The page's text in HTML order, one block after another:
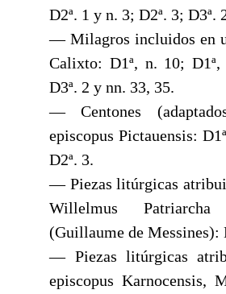
D2ª. 1 y n. 3; D2ª. 3; D3ª.
— Milagros incluidos en
Calixto: D1ª, n. 10;
D3ª. 2 y nn. 33, 35.
— Centones
episcopus Pictauensis:
D2ª. 3.
— Piezas litúrgicas
Willelmus Patriarcha
(Guillaume de Messines):
— Piezas litúrgicas
episcopus Karnocensis,